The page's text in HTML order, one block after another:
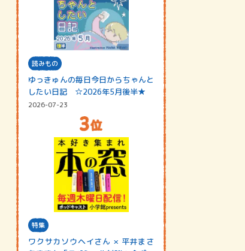
読みもの
ゆっきゅんの毎日今日からちゃんと
したい日記 ☆2026年5月後半★
2026-07-23
特集
ワクサカソウヘイさん × 平井まさ